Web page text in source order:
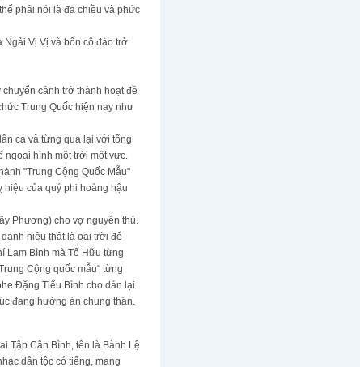
phải nói là đa chiều và phức
Ngải Vị Vị và bốn cô đào trở
cảnh trở thành hoạt đề
Trung Quốc hiện nay như
ca và từng qua lại với tổng
ngoại hình một trời một vực.
"Trung Cộng Quốc Mẫu"
của quý phi hoàng hậu
Phương) cho vợ nguyên thủ.
hiệu thật là oai trời để
Lam Bình mà Tố Hữu từng
Cộng quốc mẫu" từng
Đặng Tiểu Bình cho dán lại
đang hưởng án chung thân.
Tập Cận Bình, tên là Bành Lệ
dân tộc có tiếng, mang